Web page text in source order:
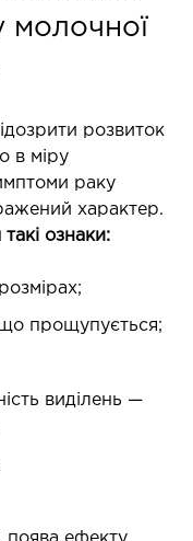
області
молочної
розвиток
в міру
раку
характер.
ознаки:
що прощупується;
виділень —